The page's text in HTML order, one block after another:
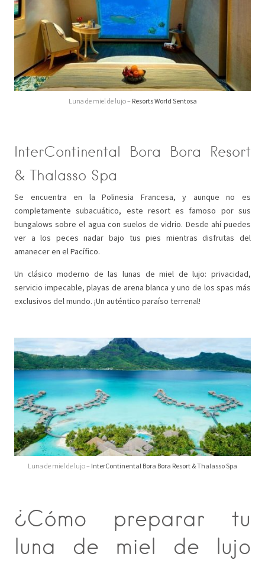
Luna de miel de lujo – Resorts World Sentosa
InterContinental Bora Bora Resort
& Thalasso Spa
Se encuentra en la Polinesia Francesa, y aunque no es
completamente subacuático, este resort es famoso por sus
bungalows sobre el agua con suelos de vidrio. Desde ahí puedes
ver a los peces nadar bajo tus pies mientras disfrutas del
amanecer en el Pacífico.
Un clásico moderno de las lunas de miel de lujo: privacidad,
servicio impecable, playas de arena blanca y uno de los spas más
exclusivos del mundo. ¡Un auténtico paraíso terrenal!
Luna de miel de lujo – InterContinental Bora Bora Resort & Thalasso Spa
¿Cómo preparar tu
luna de miel de lujo